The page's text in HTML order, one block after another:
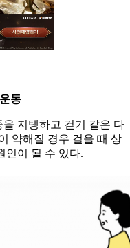
동
지탱하고 걷기 같은 다
약해질 경우 걸을 때 상
인이 될 수 있다.